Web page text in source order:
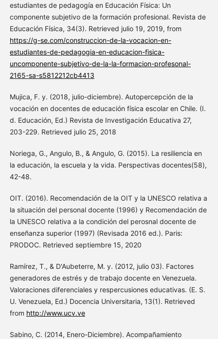
estudiantes de pedagogía en Educación Física: Un
componente subjetivo de la formación profesional. Revista de
Educación Física, 34(3). Retrieved julio 19, 2019, from
https://g-se.com/construccion-de-la-vocacion-en-
estudiantes-de-pedagogia-en-educacion-fisica-
uncomponente-subjetivo-de-la-la-formacion-profesonal-
2165-sa-s5812212cb4413
Mujica, F. y. (2018, julio-diciembre). Autopercepción de la
vocación en docentes de educación física escolar en Chile. (I.
d. Educación, Ed.) Revista de Investigación Educativa 27,
203-229. Retrieved julio 25, 2018
Noriega, G., Angulo, B., & Angulo, G. (2015). La resiliencia en
la educación, la escuela y la vida. Perspectivas docentes(58),
42-48.
OIT. (2016). Recomendación de la OIT y la UNESCO relativa a
la situación del personal docente (1996) y Recomendación de
la UNESCO relativa a la condición del perosnal docente de
enseñanza superior (1997) (Revisada 2016 ed.). Paris:
PRODOC. Retrieved septiembre 15, 2020
Ramírez, T., & D'Aubeterre, M. y. (2012, julio 03). Factores
generadores de estrés y de trabajo docente en Venezuela.
Valoraciones diferenciales y respercusiones educativas. (E. S.
U. Venezuela, Ed.) Docencia Universitaria, 13(1). Retrieved
from http://www.ucv.ve
Sabino, C. (2014, Enero-Diciembre). Acompañamiento